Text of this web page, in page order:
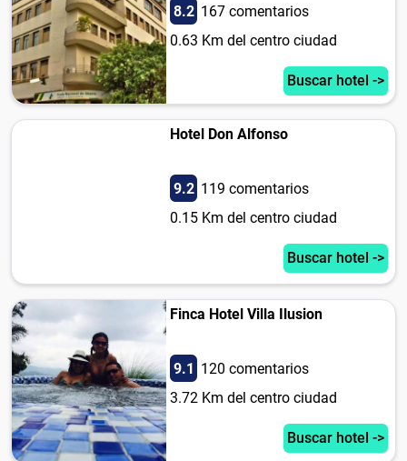
8.2 167 comentarios
0.63 Km del centro ciudad
Buscar hotel ->
Hotel Don Alfonso
9.2 119 comentarios
0.15 Km del centro ciudad
Buscar hotel ->
Finca Hotel Villa Ilusion
9.1 120 comentarios
3.72 Km del centro ciudad
Buscar hotel ->